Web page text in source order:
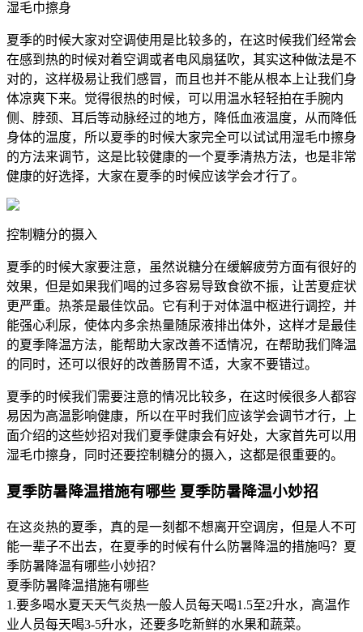
湿毛巾擦身
夏季的时候大家对空调使用是比较多的，在这时候我们经常会
在感到热的时候对着空调或者电风扇猛吹，其实这种做法是不
对的，这样极易让我们感冒，而且也并不能从根本上让我们身
体凉爽下来。觉得很热的时候，可以用温水轻轻拍在手腕内
侧、脖颈、耳后等动脉经过的地方，降低血液温度，从而降低
身体的温度，所以夏季的时候大家完全可以试试用湿毛巾擦身
的方法来调节，这是比较健康的一个夏季清热方法，也是非常
健康的好选择，大家在夏季的时候应该学会才行了。
控制糖分的摄入
夏季的时候大家要注意，虽然说糖分在缓解疲劳方面有很好的
效果，但是如果我们喝的过多容易导致食欲不振，让苦夏症状
更严重。热茶是最佳饮品。它有利于对体温中枢进行调控，并
能强心利尿，使体内多余热量随尿液排出体外，这样才是最佳
的夏季降温方法，能帮助大家改善不适情况，在帮助我们降温
的同时，还可以很好的改善肠胃不适，大家不要错过。
夏季的时候我们需要注意的情况比较多，在这时候很多人都容
易因为高温影响健康，所以在平时我们应该学会调节才行，上
面介绍的这些妙招对我们夏季健康会有好处，大家首先可以用
湿毛巾擦身，同时还要控制糖分的摄入，这都是很重要的。
夏季防暑降温措施有哪些 夏季防暑降温小妙招
在这炎热的夏季，真的是一刻都不想离开空调房，但是人不可
能一辈子不出去，在夏季的时候有什么防暑降温的措施吗？夏
季防暑降温有哪些小妙招？
夏季防暑降温措施有哪些
1.要多喝水夏天天气炎热一般人员每天喝1.5至2升水，高温作
业人员每天喝3-5升水，还要多吃新鲜的水果和蔬菜。